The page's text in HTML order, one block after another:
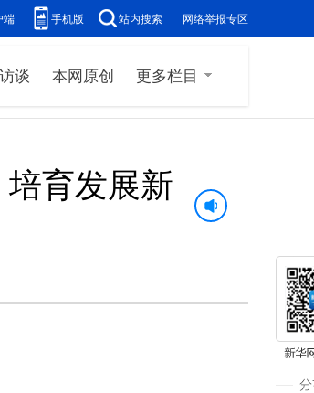
端 手机版 站内搜索 网络举报专区
谈 本网原创 更多栏目
育发展新